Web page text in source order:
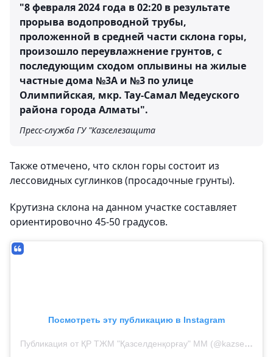
"8 февраля 2024 года в 02:20 в результате
прорыва водопроводной трубы,
проложенной в средней части склона горы,
произошло переувлажнение грунтов, с
последующим сходом оплывины на жилые
частные дома №3А и №3 по улице
Олимпийская, мкр. Тау-Самал Медеуского
района города Алматы".
Пресс-служба ГУ "Казселезащита
Также отмечено, что склон горы состоит из
лессовидных суглинков (просадочные грунты).
Крутизна склона на данном участке составляет
ориентировочно 45-50 градусов.
Посмотреть эту публикацию в Instagram
Публикация от ҚР ТЖМ "Қазселденқорғау" ММ (@kazselezashita)